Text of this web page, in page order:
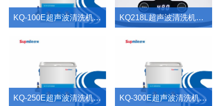
KQ-100E超声波清洗机产品介绍 KQ218L超声波清洗机产品介绍
KQ-250E超声波清洗机产品介绍 KQ-300E超声波清洗机产品介绍